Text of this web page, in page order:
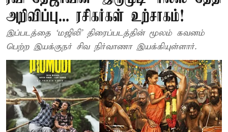
அறிவிப்பு... ரசிகர்கள் உற்சாகம்!
இப்படத்தை ‘மஜிலி’ திரைப்படத்தின் மூலம் கவனம்
பெற்ற இயக்குநர் சிவ நிர்வாணா இயக்கியுள்ளார்.